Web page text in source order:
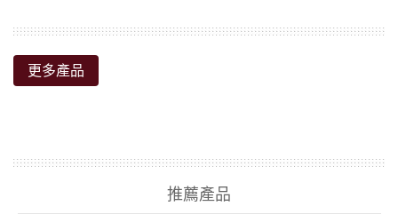
更多產品
推薦產品